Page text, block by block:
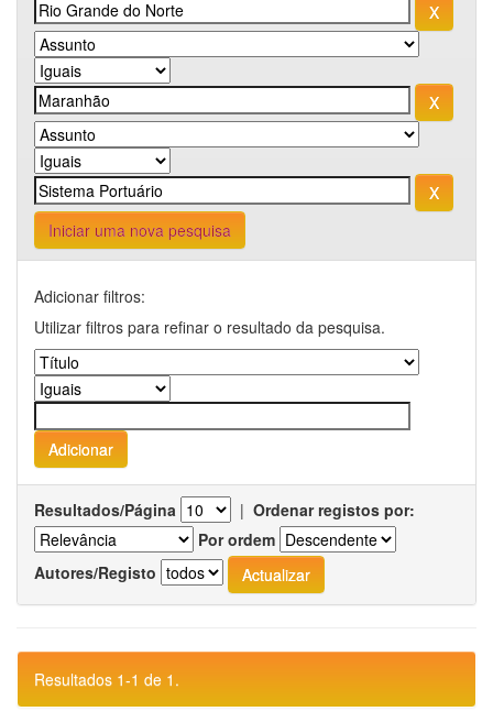
Iniciar uma nova pesquisa
Adicionar filtros:
Utilizar filtros para refinar o resultado da pesquisa.
Resultados/Página | Ordenar registos por:
Por ordem
Autores/Registo
Resultados 1-1 de 1.